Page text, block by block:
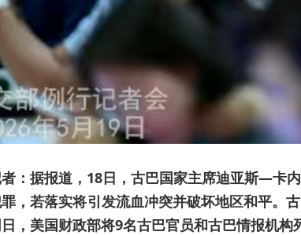
者：据报道，18日，古巴国家主席迪亚斯—卡
，若落实将引发流血冲突并破坏地区和平。
，美国财政部将9名古巴官员和古巴情报机构